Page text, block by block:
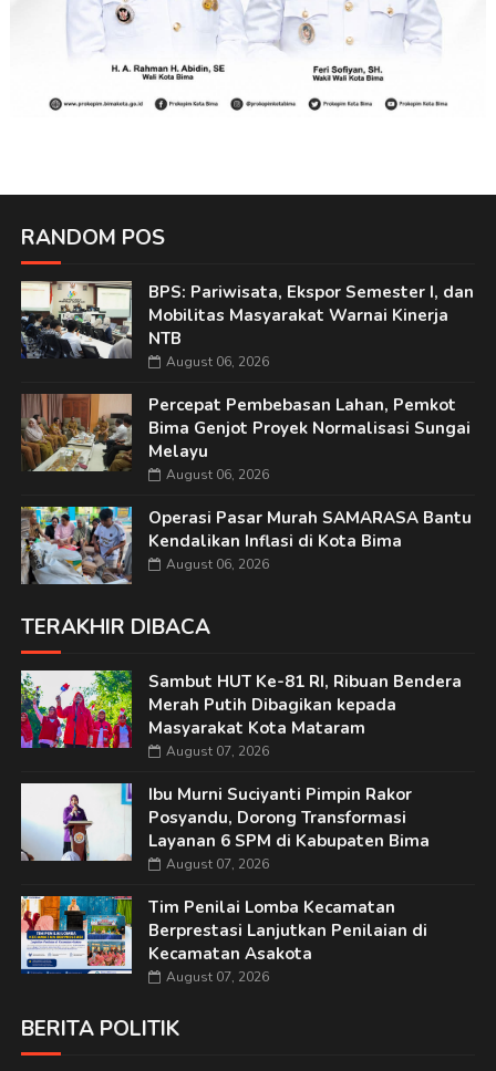
RANDOM POS
BPS: Pariwisata, Ekspor Semester I, dan
Mobilitas Masyarakat Warnai Kinerja
NTB
August 06, 2026
Percepat Pembebasan Lahan, Pemkot
Bima Genjot Proyek Normalisasi Sungai
Melayu
August 06, 2026
Operasi Pasar Murah SAMARASA Bantu
Kendalikan Inflasi di Kota Bima
August 06, 2026
TERAKHIR DIBACA
Sambut HUT Ke-81 RI, Ribuan Bendera
Merah Putih Dibagikan kepada
Masyarakat Kota Mataram
August 07, 2026
Ibu Murni Suciyanti Pimpin Rakor
Posyandu, Dorong Transformasi
Layanan 6 SPM di Kabupaten Bima
August 07, 2026
Tim Penilai Lomba Kecamatan
Berprestasi Lanjutkan Penilaian di
Kecamatan Asakota
August 07, 2026
BERITA POLITIK